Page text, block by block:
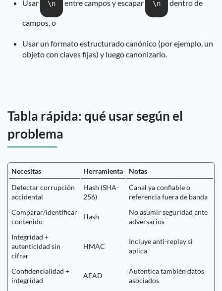
Usar \n entre campos y escapar \n dentro de
campos, o
Usar un formato estructurado canónico (por ejemplo, un
objeto con claves fijas) y luego canonizarlo.
Tabla rápida: qué usar según el
problema
Necesitas Herramienta
Notas
Detectar corrupción
accidental
Hash (SHA-
256)
Canal ya confiable o
referencia fuera de banda
Comparar/identificar
contenido
Hash
No asumir seguridad ante
adversarios
Integridad +
autenticidad sin
cifrar
HMAC
Incluye anti-replay si
aplica
Confidencialidad +
integridad
AEAD
Autentica también datos
asociados